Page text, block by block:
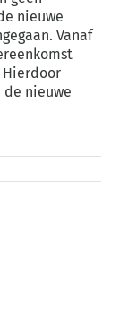
nieuwe
Vanaf
Hierdoor
de nieuwe